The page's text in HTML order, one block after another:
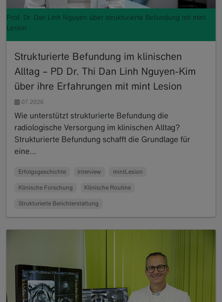
Prof. Dr. Dan Linh Nguyen über strukturierte Befundung mit mint
Lesion
Strukturierte Befundung im klinischen
Alltag – PD Dr. Thi Dan Linh Nguyen-Kim
über ihre Erfahrungen mit mint Lesion
07.2026
Wie unterstützt strukturierte Befundung die
radiologische Versorgung im klinischen Alltag?
Strukturierte Befundung schafft die Grundlage für
eine…
Erfolgsgeschichte Interview mintLesion
Klinische Forschung Klinische Routine
Strukturierte Berichterstattung